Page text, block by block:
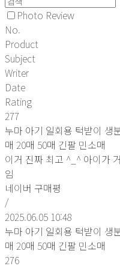
Photo Review
No.
Product
Subject
Writer
Date
Rating
277
누마 아기 일회용 턱받이 생
매 20매 50매 긴팔 민소매
이거 진짜 최고 ^_^ 아이가
임
네이버 구매평
/
2025.06.05 10:48
누마 아기 일회용 턱받이 생
매 20매 50매 긴팔 민소매
276